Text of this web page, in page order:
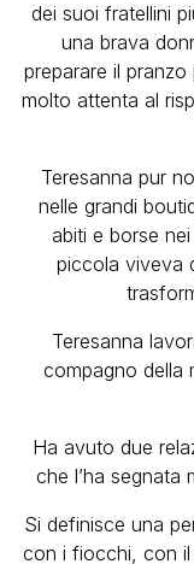
dei suoi fratellini
una brava
preparare il
molto attenta al
Teresanna pur
nelle grandi
abiti e borse
piccola viveva
Teresanna
compagno della
Ha avuto due
che l’ha segnata
Si definisce una
con i fiocchi, con il